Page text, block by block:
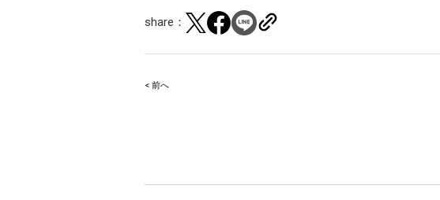
share：
Post
< 前へ